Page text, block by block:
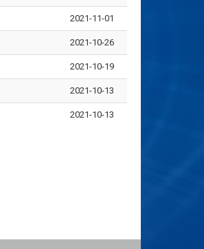
2021-11-01
2021-10-26
2021-10-19
2021-10-13
2021-10-13